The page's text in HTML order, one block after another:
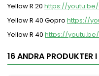
Yellow R 20 https://youtu.be/
Yellow R 40 Gopro https://
Yellow R 40 https://youtu.be/
16 ANDRA PRODUKTER